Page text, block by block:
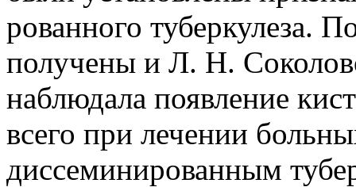
рованного туберкулеза.
получены и Л. Н.
наблюдала появление
всего при лечении
диссеминированным